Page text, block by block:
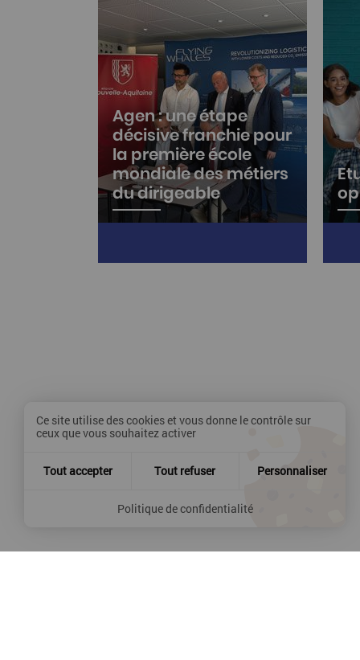
un événement inédit…
Agen : une étape
décisive franchie pour
la première école
mondiale des métiers
du dirigeable
l’Aérodrome Départemental
Ce site utilise des cookies et vous donne le contrôle sur
ceux que vous souhaitez activer
Tout accepter Tout refuser Personnaliser
Politique de confidentialité